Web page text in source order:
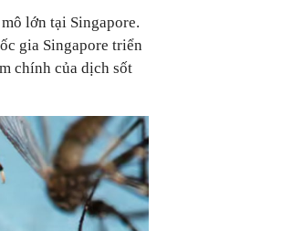
lớn tại Singapore.
gia Singapore triển
chính của dịch sốt